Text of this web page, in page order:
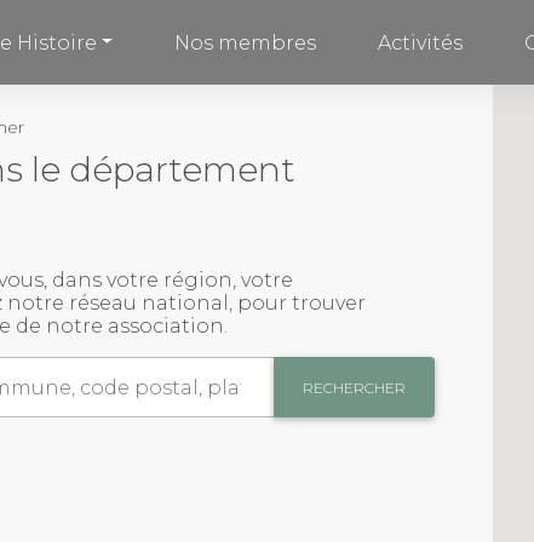
Histoire Nos membres Activités
le département
, dans votre région, votre
réseau national, pour trouver
de notre association.
RECHERCHER